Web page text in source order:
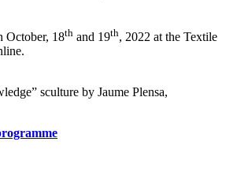
October, 18th and 19th, 2022 at the Textile
sculture by Jaume Plensa,